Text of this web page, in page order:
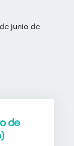
junio de
de